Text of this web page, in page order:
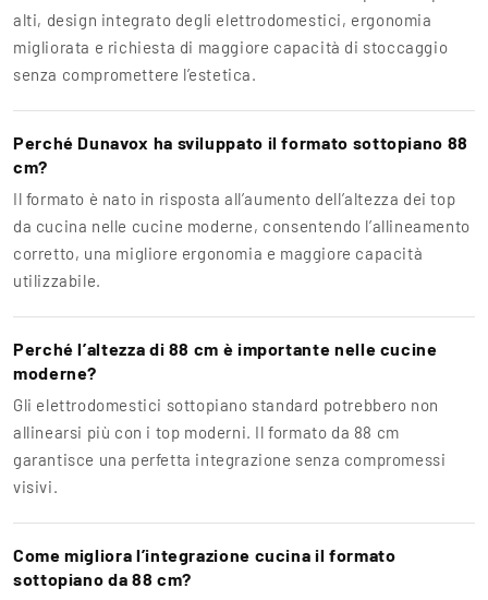
alti, design integrato degli elettrodomestici, ergonomia
migliorata e richiesta di maggiore capacità di stoccaggio
senza compromettere l’estetica.
Perché Dunavox ha sviluppato il formato sottopiano 88
cm?
Il formato è nato in risposta all’aumento dell’altezza dei top
da cucina nelle cucine moderne, consentendo l’allineamento
corretto, una migliore ergonomia e maggiore capacità
utilizzabile.
Perché l’altezza di 88 cm è importante nelle cucine
moderne?
Gli elettrodomestici sottopiano standard potrebbero non
allinearsi più con i top moderni. Il formato da 88 cm
garantisce una perfetta integrazione senza compromessi
visivi.
Come migliora l’integrazione cucina il formato
sottopiano da 88 cm?